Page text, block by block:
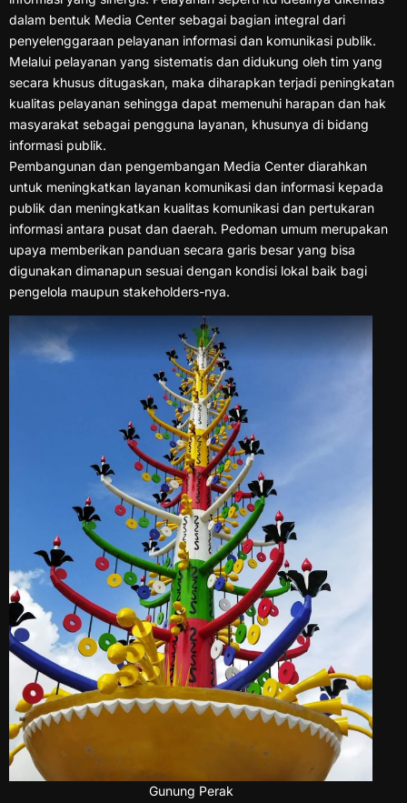
dalam bentuk Media Center sebagai bagian integral dari
penyelenggaraan pelayanan informasi dan komunikasi publik.
Melalui pelayanan yang sistematis dan didukung oleh tim yang
secara khusus ditugaskan, maka diharapkan terjadi peningkatan
kualitas pelayanan sehingga dapat memenuhi harapan dan hak
masyarakat sebagai pengguna layanan, khusunya di bidang
informasi publik.
Pembangunan dan pengembangan Media Center diarahkan
untuk meningkatkan layanan komunikasi dan informasi kepada
publik dan meningkatkan kualitas komunikasi dan pertukaran
informasi antara pusat dan daerah. Pedoman umum merupakan
upaya memberikan panduan secara garis besar yang bisa
digunakan dimanapun sesuai dengan kondisi lokal baik bagi
pengelola maupun stakeholders-nya.
Gunung Perak